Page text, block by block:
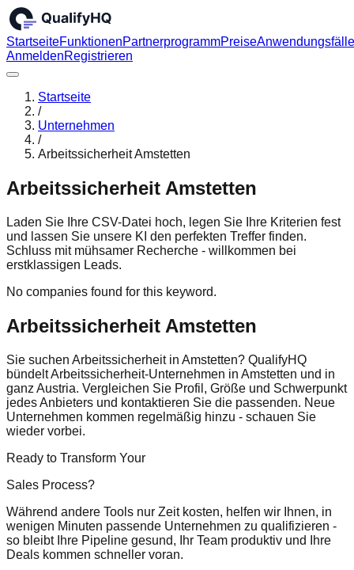
StartseiteFunktionenPartnerprogrammPreiseAnwendungsfälle
AnmeldenRegistrieren
Startseite
/
Unternehmen
/
Arbeitssicherheit Amstetten
Arbeitssicherheit Amstetten
Laden Sie Ihre CSV-Datei hoch, legen Sie Ihre Kriterien fest
und lassen Sie unsere KI den perfekten Treffer finden.
Schluss mit mühsamer Recherche - willkommen bei
erstklassigen Leads.
No companies found for this keyword.
Arbeitssicherheit Amstetten
Sie suchen Arbeitssicherheit in Amstetten? QualifyHQ
bündelt Arbeitssicherheit-Unternehmen in Amstetten und in
ganz Austria. Vergleichen Sie Profil, Größe und Schwerpunkt
jedes Anbieters und kontaktieren Sie die passenden. Neue
Unternehmen kommen regelmäßig hinzu - schauen Sie
wieder vorbei.
Ready to Transform Your
Sales Process?
Während andere Tools nur Zeit kosten, helfen wir Ihnen, in
wenigen Minuten passende Unternehmen zu qualifizieren -
so bleibt Ihre Pipeline gesund, Ihr Team produktiv und Ihre
Deals kommen schneller voran.